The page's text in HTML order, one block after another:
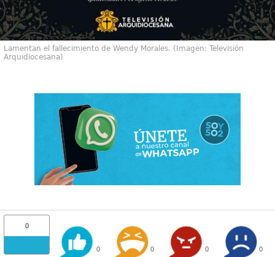
Lamentan el fallecimiento de Wendy Morales. (Imagen: Televisión
Arquidiocesana)
0
0 0 0 0